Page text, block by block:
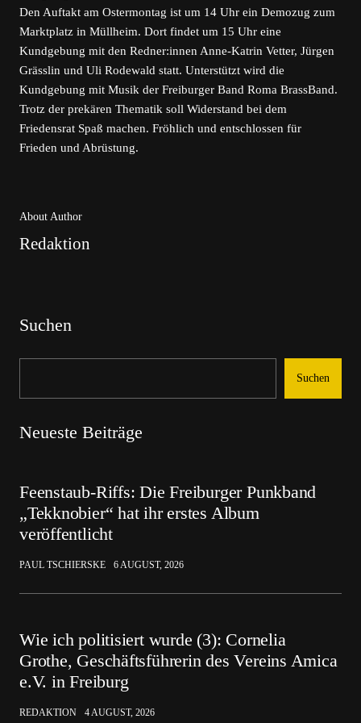
Den Auftakt am Ostermontag ist um 14 Uhr ein Demozug zum
Marktplatz in Müllheim. Dort findet um 15 Uhr eine
Kundgebung mit den Redner:innen Anne-Katrin Vetter, Jürgen
Grässlin und Uli Rodewald statt. Unterstützt wird die
Kundgebung mit Musik der Freiburger Band Roma BrassBand.
Trotz der prekären Thematik soll Widerstand bei dem
Friedensrat Spaß machen. Fröhlich und entschlossen für
Frieden und Abrüstung.
About Author
Redaktion
Suchen
Suchen
Neueste Beiträge
Feenstaub-Riffs: Die Freiburger Punkband
„Tekknobier“ hat ihr erstes Album
veröffentlicht
PAUL TSCHIERSKE 6 AUGUST, 2026
Wie ich politisiert wurde (3): Cornelia
Grothe, Geschäftsführerin des Vereins Amica
e.V. in Freiburg
REDAKTION 4 AUGUST, 2026